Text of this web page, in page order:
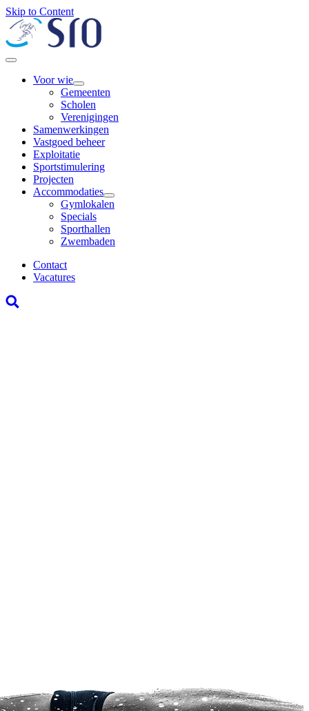
Skip to Content
Voor wie
Gemeenten
Scholen
Verenigingen
Samenwerkingen
Vastgoed beheer
Exploitatie
Sportstimulering
Projecten
Accommodaties
Gymlokalen
Specials
Sporthallen
Zwembaden
Contact
Vacatures